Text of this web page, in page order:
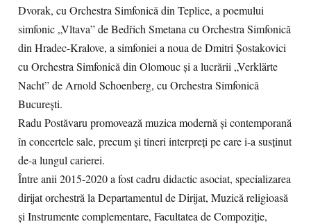
Dvorak, cu Orchestra Simfonică din Teplice, a poemului
simfonic „Vltava” de Bedřich Smetana cu Orchestra Simfonică
din Hradec-Kralove, a simfoniei a noua de Dmitri Șostakovici
cu Orchestra Simfonică din Olomouc și a lucrării „Verklärte
Nacht” de Arnold Schoenberg, cu Orchestra Simfonică
București.
Radu Postăvaru promovează muzica modernă și contemporană
în concertele sale, precum și tineri interpreți pe care i-a susținut
de-a lungul carierei.
Între anii 2015-2020 a fost cadru didactic asociat, specializarea
dirijat orchestră la Departamentul de Dirijat, Muzică religioasă
și Instrumente complementare, Facultatea de Compoziție,